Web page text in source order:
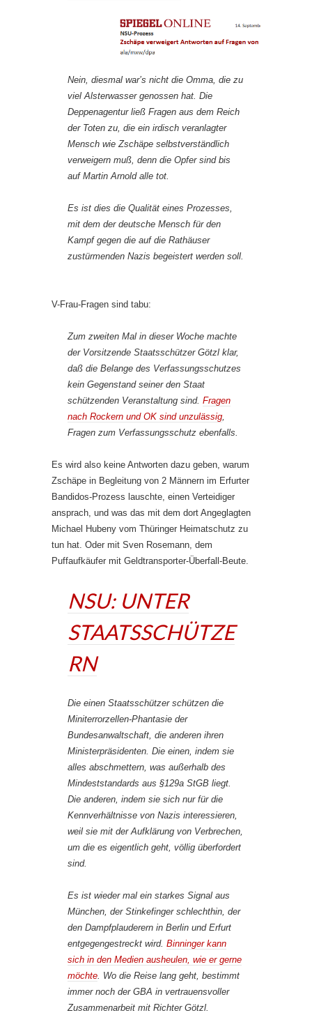
Nein, diesmal war’s nicht die Omma, die zu
viel Alsterwasser genossen hat. Die
Deppenagentur ließ Fragen aus dem Reich
der Toten zu, die ein irdisch veranlagter
Mensch wie Zschäpe selbstverständlich
verweigern muß, denn die Opfer sind bis
auf Martin Arnold alle tot.
Es ist dies die Qualität eines Prozesses,
mit dem der deutsche Mensch für den
Kampf gegen die auf die Rathäuser
zustürmenden Nazis begeistert werden soll.
V-Frau-Fragen sind tabu:
Zum zweiten Mal in dieser Woche machte
der Vorsitzende Staatsschützer Götzl klar,
daß die Belange des Verfassungsschutzes
kein Gegenstand seiner den Staat
schützenden Veranstaltung sind. Fragen
nach Rockern und OK sind unzulässig,
Fragen zum Verfassungsschutz ebenfalls.
Es wird also keine Antworten dazu geben, warum
Zschäpe in Begleitung von 2 Männern im Erfurter
Bandidos-Prozess lauschte, einen Verteidiger
ansprach, und was das mit dem dort Angeglagten
Michael Hubeny vom Thüringer Heimatschutz zu
tun hat. Oder mit Sven Rosemann, dem
Puffaufkäufer mit Geldtransporter-Überfall-Beute.
NSU: UNTER
STAATSSCHÜTZE
RN
Die einen Staatsschützer schützen die
Miniterrorzellen-Phantasie der
Bundesanwaltschaft, die anderen ihren
Ministerpräsidenten. Die einen, indem sie
alles abschmettern, was außerhalb des
Mindeststandards aus §129a StGB liegt.
Die anderen, indem sie sich nur für die
Kennverhältnisse von Nazis interessieren,
weil sie mit der Aufklärung von Verbrechen,
um die es eigentlich geht, völlig überfordert
sind.
Es ist wieder mal ein starkes Signal aus
München, der Stinkefinger schlechthin, der
den Dampfplauderern in Berlin und Erfurt
entgegengestreckt wird. Binninger kann
sich in den Medien ausheulen, wie er gerne
möchte. Wo die Reise lang geht, bestimmt
immer noch der GBA in vertrauensvoller
Zusammenarbeit mit Richter Götzl.